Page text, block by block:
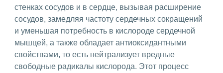
стенках сосудов и в сердце, вызывая расширение
сосудов, замедляя частоту сердечных сокращений
и уменьшая потребность в кислороде сердечной
мышцей, а также обладает антиоксидантными
свойствами, то есть нейтрализует вредные
свободные радикалы кислорода. Этот процесс